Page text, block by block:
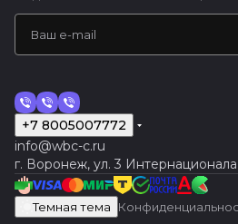
+7 8005007772
info@wbc-c.ru
г. Воронеж, ул. 3
Темная тема